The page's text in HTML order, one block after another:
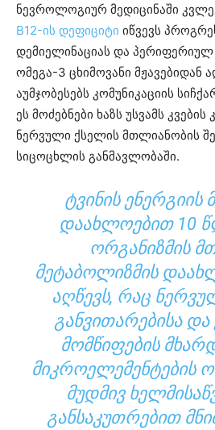
ნევროლოგიურ მედიცინაში
B12-ის დეფიციტი იწვევს
დემიელინაციას და
ომეგა-3 ცხიმოვანი მჟავებიდან
აუმჯობესებს კომუნიკაციის
ეს მოძებნები ხაზს უსვამს
ნერვული ქსელის მთლიანობის
სიცოცხლის განმავლობაში.
ᲢᲕᲘᲜᲘᲡ ᲔᲜᲔᲠᲒᲘᲘᲡ
ᲓᲐᲐᲮᲚᲝᲔᲑᲘᲗ 10
ᲝᲠᲒᲐᲜᲘᲖᲛᲘᲡ
ᲛᲔᲢᲐᲑᲝᲚᲘᲖᲛᲘᲡ
ᲐᲦᲬᲔᲕᲡ, ᲠᲐᲪ
ᲒᲐᲜᲕᲘᲗᲐᲠᲔᲑᲘᲡᲐ
ᲛᲝᲛᲬᲘᲤᲔᲑᲘᲡ
ᲛᲘᲙᲠᲝᲔᲚᲔᲛᲔᲜᲢᲔᲑᲘᲡ
ᲛᲣᲓᲛᲘᲕ
ᲒᲐᲜᲡᲐᲙᲣᲗᲠᲔᲑᲘᲗ